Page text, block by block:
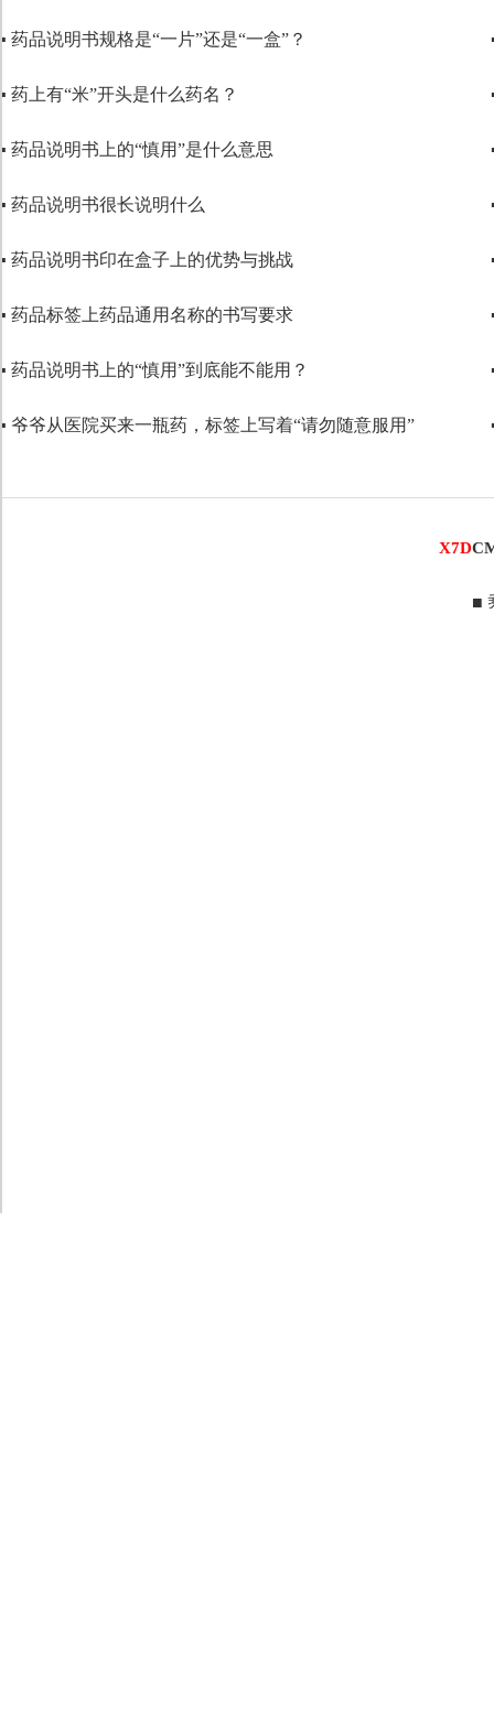
▪ 药品说明书规格是“一片”还是“一盒”？
▪ 药上有“米”开头是什么药名？
▪ 药品说明书上的“慎用”是什么意思
▪ 药品说明书很长说明什么
▪ 药品说明书印在盒子上的优势与挑战
▪ 药品标签上药品通用名称的书写要求
▪ 药品说明书上的“慎用”到底能不能用？
▪ 爷爷从医院买来一瓶药，标签上写着“请勿随意服用”
X7D
■ 乘